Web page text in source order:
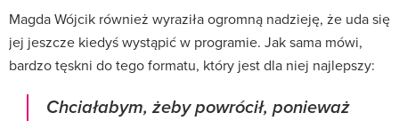
Magda Wójcik również wyraziła ogromną nadzieję, że uda się
jej jeszcze kiedyś wystąpić w programie. Jak sama mówi,
bardzo tęskni do tego formatu, który jest dla niej najlepszy:
Chciałabym, żeby powrócił, ponieważ